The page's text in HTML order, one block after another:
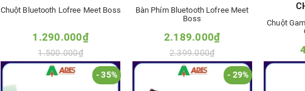
Chuột Bluetooth Lofree Meet Boss
1.290.000₫
1.500.000₫
Thêm vào so sánh
Bàn Phím Bluetooth Lofree Meet
Boss
2.189.000₫
2.399.000₫
Thêm vào so sánh
Chuột
- 35% - 29%